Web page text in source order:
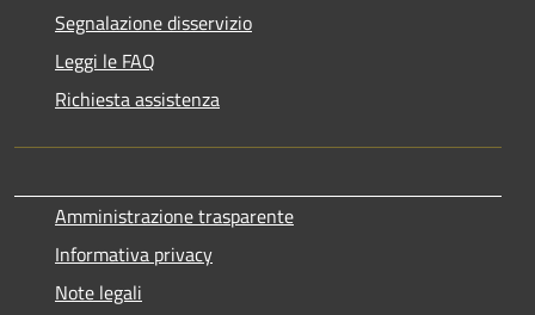
Segnalazione disservizio
Leggi le FAQ
Richiesta assistenza
Amministrazione trasparente
Informativa privacy
Note legali